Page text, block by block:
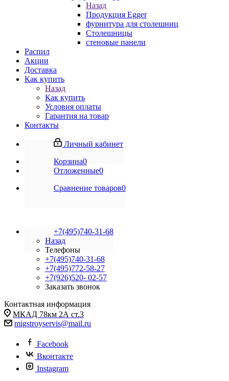
Назад
Продукция Egger
фурнитура для столешниц
Столешницы
стеновые панели
Распил
Акции
Доставка
Как купить
Назад
Как купить
Условия оплаты
Гарантия на товар
Контакты
Личный кабинет
Корзина0
Отложенные0
Сравнение товаров0
+7(495)740-31-68
Назад
Телефоны
+7(495)740-31-68
+7(495)772-58-27
+7(926)520- 02-57
Заказать звонок
Контактная информация
МКАД 78км 2А ст.3
migstroyservis@mail.ru
Facebook
Вконтакте
Instagram